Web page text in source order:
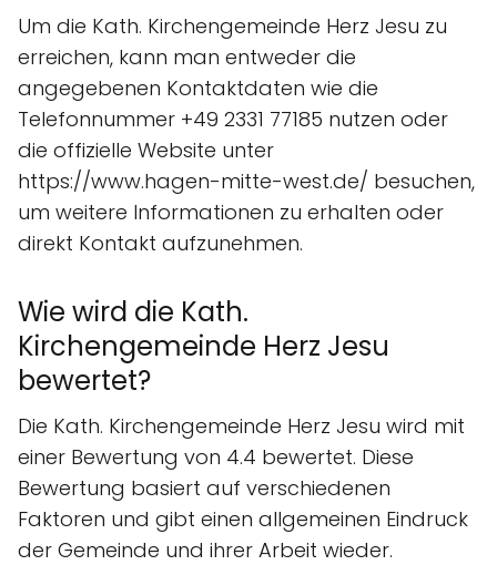
Um die Kath. Kirchengemeinde Herz Jesu zu
erreichen, kann man entweder die
angegebenen Kontaktdaten wie die
Telefonnummer +49 2331 77185 nutzen oder
die offizielle Website unter
https://www.hagen-mitte-west.de/ besuchen,
um weitere Informationen zu erhalten oder
direkt Kontakt aufzunehmen.
Wie wird die Kath.
Kirchengemeinde Herz Jesu
bewertet?
Die Kath. Kirchengemeinde Herz Jesu wird mit
einer Bewertung von 4.4 bewertet. Diese
Bewertung basiert auf verschiedenen
Faktoren und gibt einen allgemeinen Eindruck
der Gemeinde und ihrer Arbeit wieder.